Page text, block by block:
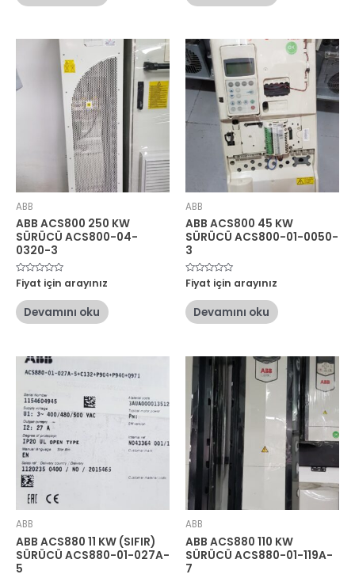
ABB
ABB ACS800 250 KW
SÜRÜCÜ ACS800-04-
0320-3
5
üzerinden
oy
aldı
Fiyat için arayınız
Devamını oku
ABB
ABB ACS800 45 KW
SÜRÜCÜ ACS800-01-0050-
3
5
üzerinden
oy
aldı
Fiyat için arayınız
Devamını oku
ABB
ABB ACS880 11 KW (SIFIR)
SÜRÜCÜ ACS880-01-027A-
5
ABB
ABB ACS880 110 KW
SÜRÜCÜ ACS880-01-119A-
7